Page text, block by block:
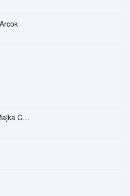
Mindenki Táncol – Majka Curtis, Péter Majoros